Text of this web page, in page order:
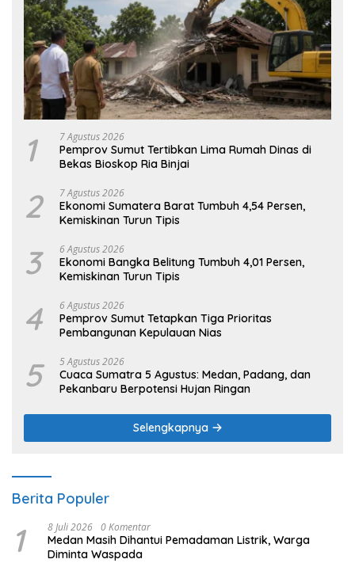
1 7 Agustus 2026
Pemprov Sumut Tertibkan Lima Rumah Dinas di
Bekas Bioskop Ria Binjai
2 7 Agustus 2026
Ekonomi Sumatera Barat Tumbuh 4,54 Persen,
Kemiskinan Turun Tipis
3 6 Agustus 2026
Ekonomi Bangka Belitung Tumbuh 4,01 Persen,
Kemiskinan Turun Tipis
4 6 Agustus 2026
Pemprov Sumut Tetapkan Tiga Prioritas
Pembangunan Kepulauan Nias
5 5 Agustus 2026
Cuaca Sumatra 5 Agustus: Medan, Padang, dan
Pekanbaru Berpotensi Hujan Ringan
Selengkapnya
Berita Populer
1 8 Juli 2026 0 Komentar
Medan Masih Dihantui Pemadaman Listrik, Warga
Diminta Waspada